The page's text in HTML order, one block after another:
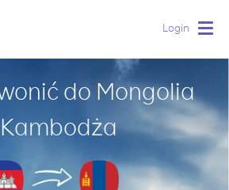
Login
do Mongolia